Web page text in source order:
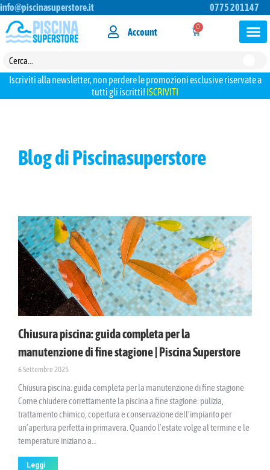
info@piscinasuperstore.it 0775 201147
Account 0
Iscriviti alla newsletter, non perdere le promozioni esclusive riservate a
tutti gli iscritti! ISCRIVITI
Blog di Piscinasuperstore
Chiusura piscina: guida completa per la
manutenzione di fine stagione | Piscina Superstore
6 Settembre 2025
Chiusura piscina: guida completa per la manutenzione di fine stagione
Come chiudere correttamente la piscina a fine stagione: pulizia,
trattamento chimico, copertura e conservazione dell’impianto per
un’apertura perfetta in primavera. Quando l’estate volge al termine e le
temperature iniziano a…
Leggi